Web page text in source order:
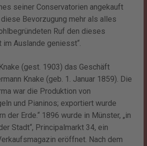
seiner Conservatorien angekauft
Bevorzugung mehr als alles
Ruf den dieses
im Auslande geniesst“.
(gest. 1903) das Geschäft
Knake (geb. 1. Januar 1859). Die
war die Produktion von
und Pianinos; exportiert wurde
der Erde.“ 1896 wurde in Münster, „in
Stadt“, Principalmarkt 34, ein
eröffnet. Nach dem